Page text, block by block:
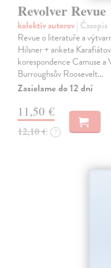
Revolver Revue
kolektív autorov| Časopis
Revue o literatuře a
Hilsner + anketa
korespondence Camuse a
Burroughsův Roosevelt…
Zasielame do 12 dní
11,50 €
12,10 € ?